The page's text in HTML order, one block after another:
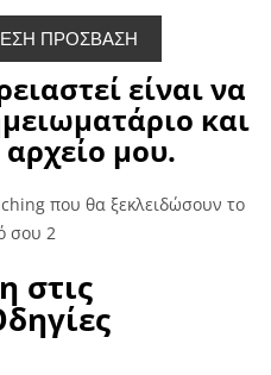
ΠΡΟΣΒΑΣΗ
είναι να
και
μου.
στις